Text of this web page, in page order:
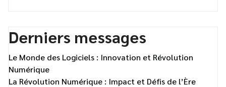
Derniers messages
Le Monde des Logiciels : Innovation et Révolution
Numérique
La Révolution Numérique : Impact et Défis de l’Ère